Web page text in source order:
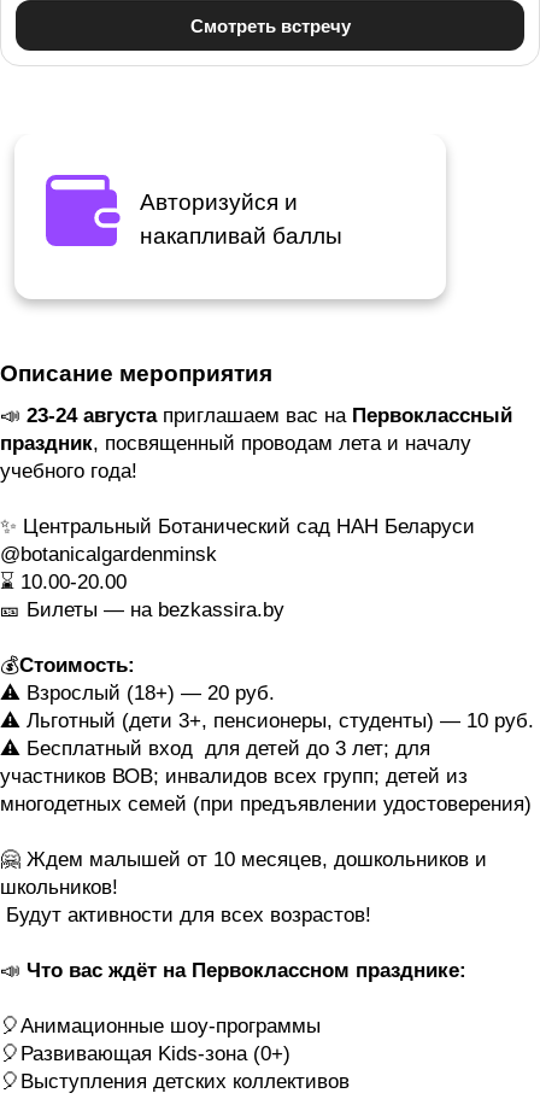
Авторизуйся и
накапливай баллы
Описание мероприятия
📣 23-24 августаприглашаем вас на Первоклассный
праздник, посвященный проводам лета и началу
учебного года!
✨️ Центральный Ботанический сад НАН Беларуси
@botanicalgardenminsk
⌛️ 10.00-20.00
🎫 Билеты — на bezkassira.by
💰Стоимость:
⚠️ Взрослый (18+) — 20 руб.
⚠️ Льготный (дети 3+, пенсионеры, студенты) — 10 руб.
⚠️ Бесплатный вход для детей до 3 лет; для
участников ВОВ; инвалидов всех групп; детей из
многодетных семей (при предъявлении удостоверения)
🤗 Ждем малышей от 10 месяцев, дошкольников и
школьников!
Будут активности для всех возрастов!
📣 Что вас ждёт на Первоклассном празднике:
🎈Анимационные шоу-программы
🎈Развивающая Kids-зона (0+)
🎈Выступления детских коллективов